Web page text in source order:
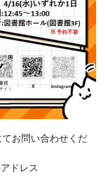
お問い合わせくだ
アドレス